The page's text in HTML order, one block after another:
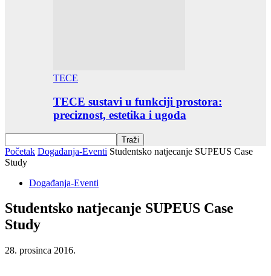
TECE
TECE sustavi u funkciji prostora:
preciznost, estetika i ugoda
Početak Događanja-Eventi Studentsko natjecanje SUPEUS Case
Study
Događanja-Eventi
Studentsko natjecanje SUPEUS Case
Study
28. prosinca 2016.